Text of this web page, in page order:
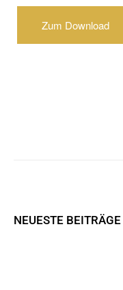
Zum Download
NEUESTE BEITRÄGE